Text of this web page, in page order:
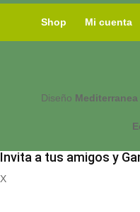
Shop Mi cuenta
Diseño
Invita a tus amigos y
X